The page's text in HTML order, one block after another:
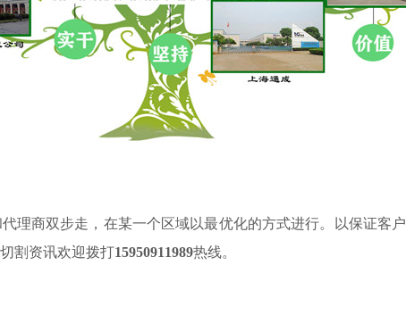
代理商双步走，在某一个区域以最优化的方式进行。以保证客
割资讯 欢迎拨打 热线。